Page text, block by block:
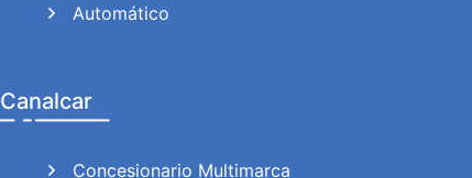
Automático
Canalcar
Concesionario Multimarca